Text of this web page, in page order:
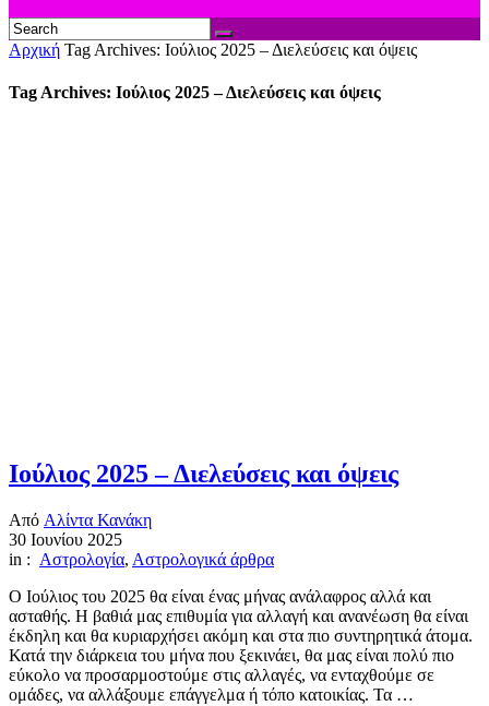
Αρχική Tag Archives: Ιούλιος 2025 – Διελεύσεις και όψεις
Tag Archives: Ιούλιος 2025 – Διελεύσεις και όψεις
Ιούλιος 2025 – Διελεύσεις και όψεις
Από Αλίντα Κανάκη
30 Ιουνίου 2025
in : Αστρολογία, Αστρολογικά άρθρα
Ο Ιούλιος του 2025 θα είναι ένας μήνας ανάλαφρος αλλά και
ασταθής. Η βαθιά μας επιθυμία για αλλαγή και ανανέωση θα είναι
έκδηλη και θα κυριαρχήσει ακόμη και στα πιο συντηρητικά άτομα.
Κατά την διάρκεια του μήνα που ξεκινάει, θα μας είναι πολύ πιο
εύκολο να προσαρμοστούμε στις αλλαγές, να ενταχθούμε σε
ομάδες, να αλλάξουμε επάγγελμα ή τόπο κατοικίας. Τα …